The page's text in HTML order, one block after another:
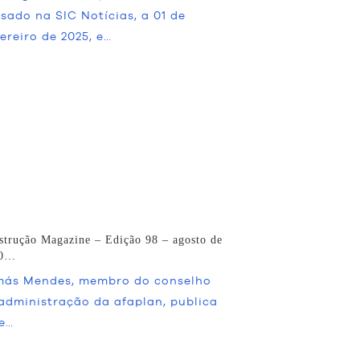
na SIC Notícias, a 01 de
de 2025, e…
Magazine – Edição 98 – agosto de
Mendes, membro do conselho
da afaplan, publica